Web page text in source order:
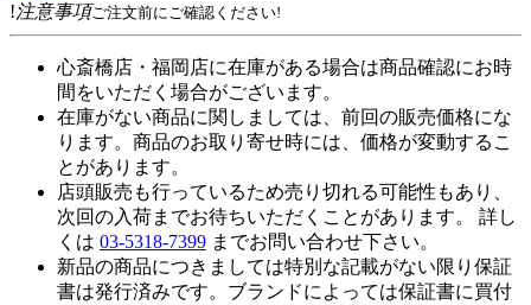
!注意事項ご注文前にご確認ください!
心斎橋店・福岡店に在庫がある場合は商品確認にお時
間をいただく場合がございます。
在庫がない商品に関しましては、前回の販売価格にな
ります。商品のお取り寄せ時には、価格が変動するこ
とがあります。
店頭販売も行っているため売り切れる可能性もあり、
次回の入荷までお待ちいただくことがあります。 詳し
くは 03-5318-7399 までお問い合わせ下さい。
新品の商品につきましては特別な記載がない限り保証
書は発行済みです。ブランドによっては保証書に買付